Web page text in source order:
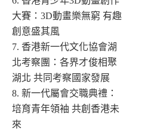
大賽：3D動畫樂無窮 有趣
創意盛其風
7. 香港新一代文化協會湖
北考察團：各界才俊相聚
湖北 共同考察國家發展
8. 新一代屬會交職典禮：
培育青年領袖 共創香港未
來